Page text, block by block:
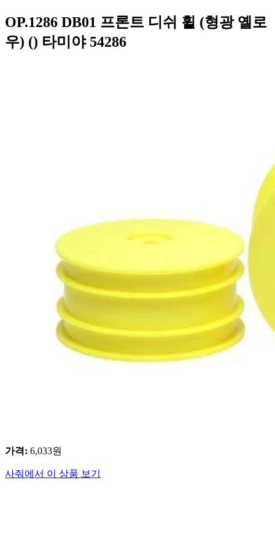
OP.1286 DB01 프론트 디쉬 휠 (형광 옐로
우) () 타미야 54286
가격: 6,033원
사줘에서 이 상품 보기